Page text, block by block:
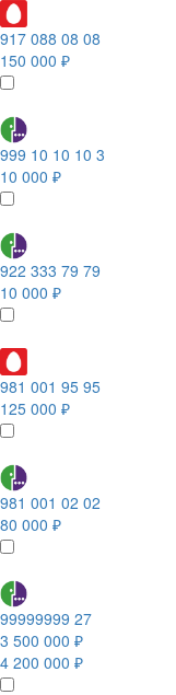
917 088 08 08
150 000 ₽
999 10 10 10 3
10 000 ₽
922 333 79 79
10 000 ₽
981 001 95 95
125 000 ₽
981 001 02 02
80 000 ₽
99999999 27
3 500 000 ₽
4 200 000 ₽